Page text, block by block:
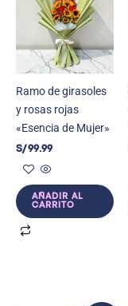
Ramo de girasoles
y rosas rojas
«Esencia de Mujer»
S/99.99
AÑADIR AL
CARRITO